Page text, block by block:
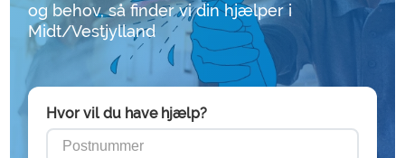
og behov, så finder vi din hjælper i
Midt/Vestjylland
Hvor vil du have hjælp?